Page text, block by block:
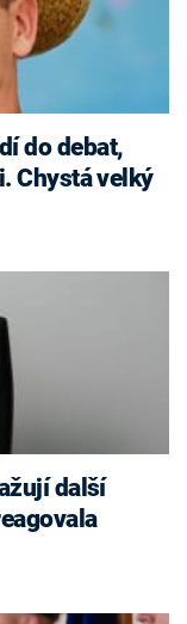
do debat,
Chystá velký